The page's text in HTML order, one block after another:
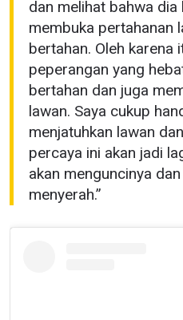
dan melihat bahwa dia
membuka pertahanan
bertahan. Oleh karena
peperangan yang
bertahan dan juga
lawan. Saya cukup
menjatuhkan lawan
percaya ini akan jadi
akan menguncinya
menyerah.”